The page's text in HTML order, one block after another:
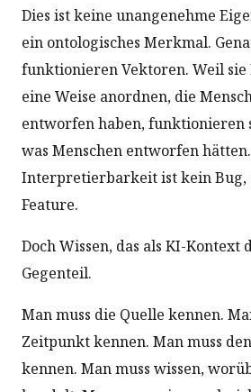
Dies ist keine unangenehme
ein ontologisches Merkmal.
funktionieren Vektoren. Weil
eine Weise anordnen, die
entworfen haben, funktionieren
was Menschen entworfen
Interpretierbarkeit ist kein Bug,
Feature.
Doch Wissen, das als KI-Kontext
Gegenteil.
Man muss die Quelle kennen.
Zeitpunkt kennen. Man muss
kennen. Man muss wissen,